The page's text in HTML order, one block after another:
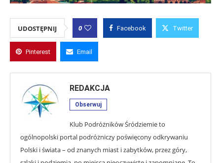
UDOSTĘPNIJ 0 Facebook Twitter
Pinterest Email
REDAKCJA
Obserwuj
Klub Podróżników Śródziemie to
ogólnopolski portal podróżniczy poświęcony odkrywaniu
Polski i świata – od znanych miast i zabytków, przez góry,